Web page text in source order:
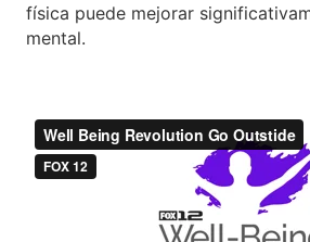
física puede mejorar
mental.